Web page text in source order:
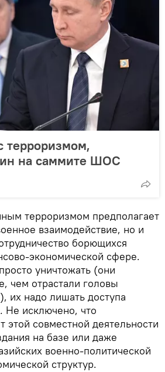
терроризмом,
на саммите ШОС
терроризмом предполагает
взаимодействие, но и
борющихся
экономической сфере.
уничтожать (они
чем отрастали головы
их надо лишать доступа
Не исключено, что
этой совместной деятельности
на базе или даже
военно-политической
структур.